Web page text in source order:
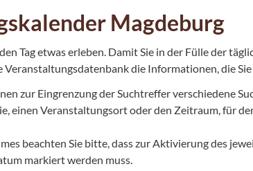
Magdeburg
Tag etwas erleben. Damit Sie in der Fülle der
Veranstaltungsdatenbank die Informationen, die Sie
zur Eingrenzung der Suchtreffer verschiedene
einen Veranstaltungsort oder den Zeitraum, für
beachten Sie bitte, dass zur Aktivierung des
markiert werden muss.